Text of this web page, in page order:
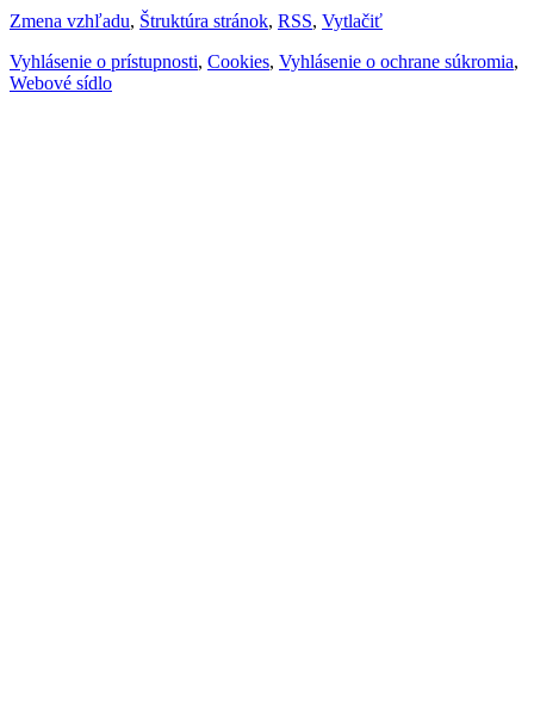
Zmena vzhľadu, Štruktúra stránok, RSS, Vytlačiť
Vyhlásenie o prístupnosti, Cookies, Vyhlásenie o ochrane súkromia,
Webové sídlo